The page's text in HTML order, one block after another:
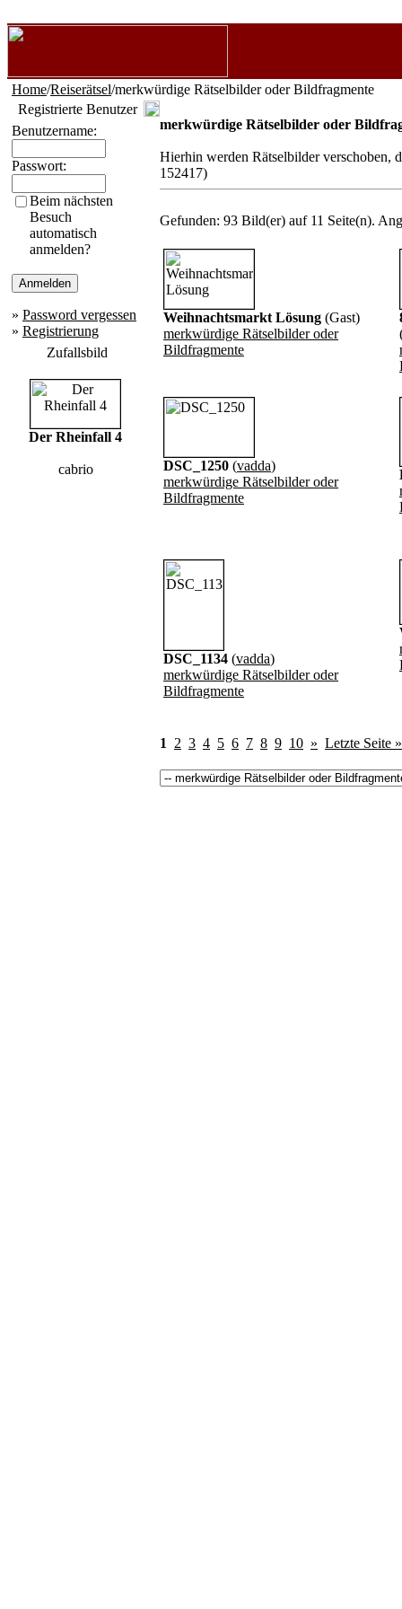
Home/Reiserätsel/merkwürdige Rätselbilder oder Bildfragmente
Registrierte Benutzer
Benutzername:
Passwort:
Beim nächsten
Besuch
automatisch
anmelden?
» Password vergessen
» Registrierung
Zufallsbild
Der Rheinfall 4
cabrio
merkwürdige Rätselbilder oder
Hierhin werden Rätselbilder verschoben,
152417)
Gefunden: 93 Bild(er) auf 11 Seite(n).
Weihnachtsmarkt Lösung (Gast)
merkwürdige Rätselbilder oder
Bildfragmente
DSC_1250 (vadda)
merkwürdige Rätselbilder oder
Bildfragmente
DSC_1134 (vadda)
merkwürdige Rätselbilder oder
Bildfragmente
1 2 3 4 5 6 7 8 9 10 » Letzte Seite »